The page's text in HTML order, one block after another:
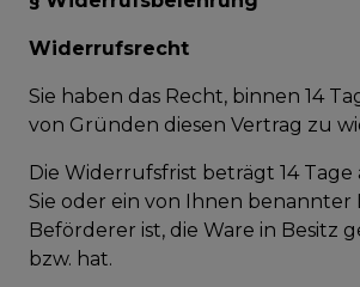
Widerrufsrecht
Sie haben das Recht, binnen 14
von Gründen diesen Vertrag zu
Die Widerrufsfrist beträgt 14 Tage
Sie oder ein von Ihnen
Beförderer ist, die Ware in Besitz
bzw. hat.